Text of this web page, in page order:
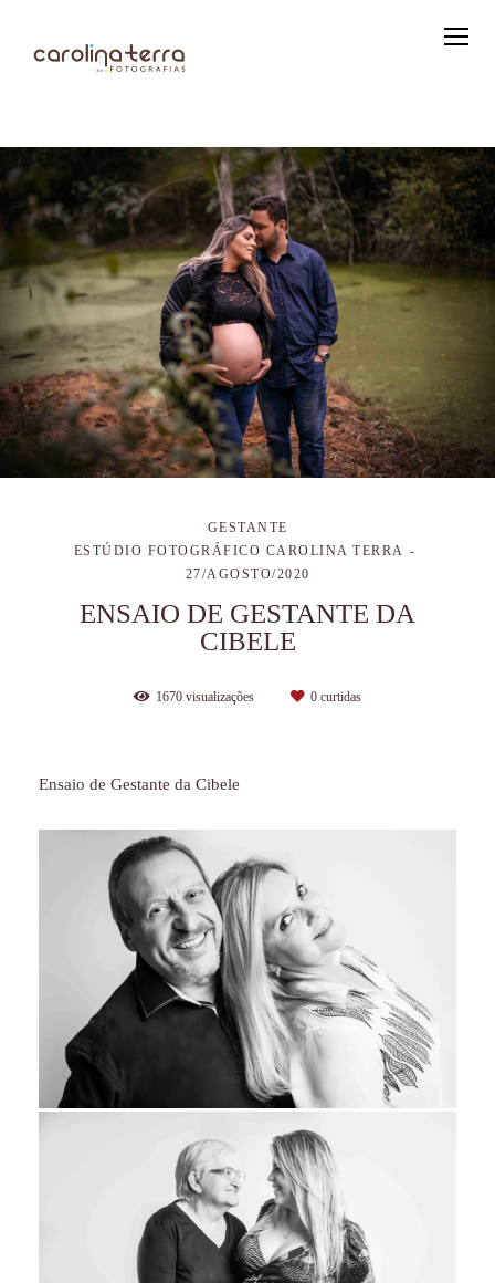
GESTANTE
ESTÚDIO FOTOGRÁFICO CAROLINA TERRA
27/AGOSTO/2020
ENSAIO DE GESTANTE DA
CIBELE
1670 visualizações 0 curtidas
Ensaio de Gestante da Cibele